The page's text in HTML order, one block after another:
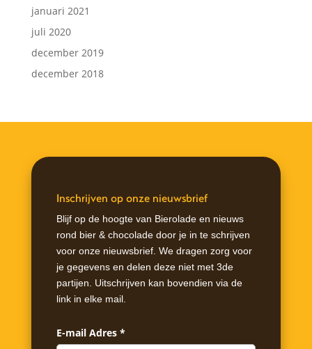
januari 2021
juli 2020
december 2019
december 2018
Inschrijven op onze nieuwsbrief
Blijf op de hoogte van Bierolade en nieuws
rond bier & chocolade door je in te schrijven
voor onze nieuwsbrief. We dragen zorg voor
je gegevens en delen deze niet met 3de
partijen. Uitschrijven kan bovendien via de
link in elke mail.
E-mail Adres *